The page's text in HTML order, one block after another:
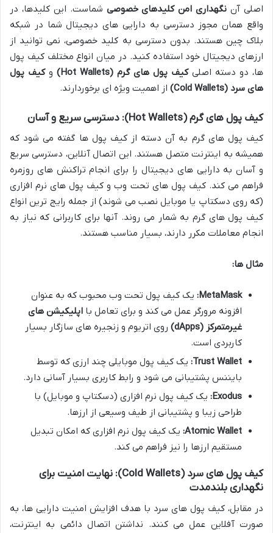
اصلی آن نگهداری امن کلیدهای خصوصی شماست. این کلیدها، در
واقع همان مجوز دسترسی به دارایی های دیجیتال شما در شبکه
بلاک چین هستند. بدون دسترسی به کلید خصوصی، نمی توانید از
ارزهای دیجیتال خود استفاده کنید. در میان انواع مختلف کیف پول
ها، دو دسته اصلیکیف پول های گرم (Hot Wallets) وکیف پول
های سرد (Cold Wallets)
از اهمیت ویژه ای برخوردارند.
کیف پول های گرم (Hot Wallets): دسترسی سریع و آسان
کیف پول های گرم به آن دسته از کیف پول ها گفته می شود که
همیشه به اینترنت متصل هستند. این اتصال آنلاین، دسترسی سریع
و آسان به دارایی های دیجیتال را برای انجام تراکنش های روزمره
فراهم می کند. کیف پول های تحت وب و کیف پول های نرم افزاری
(که روی دسکتاپ یا موبایل نصب می شوند) از جمله رایج ترین انواع
کیف پول های گرم به شمار می روند. آنها برای کاربرانی که نیاز به
انجام معاملات مکرر دارند، بسیار مناسب هستند.
مثال ها:
MetaMask: یک کیف پول تحت وب محبوب که به عنوان
افزونه مرورگر عمل می کند و برای تعامل با اپلیکیشن های
غیرمتمرکز (dApps)
روی اتریوم و زنجیره های سازگار بسیار
کاربردی است.
Trust Wallet: یک کیف پول موبایلی چند ارزی که توسط
بایننس پشتیبانی می شود و رابط کاربری بسیار آسانی دارد.
Exodus: یک کیف پول نرم افزاری (دسکتاپ و موبایل) با
طراحی زیبا و پشتیبانی از طیف وسیعی از ارزها.
Atomic Wallet: یک کیف پول نرم افزاری که امکان تبدیل
مستقیم ارزها را نیز فراهم می کند.
کیف پول های سرد (Cold Wallets): نهایت امنیت برای
نگهداری بلندمدت
در مقابل، کیف پول های سرد با هدف افزایش امنیت دارایی ها، به
صورت آفلاین عمل می کنند. نداشتن اتصال دائمی به اینترنت،